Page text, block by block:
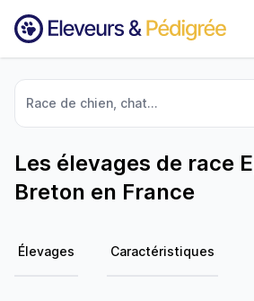
Race de chien, chat...
Les élevages de race
Breton en France
Élevages Caractéristiques